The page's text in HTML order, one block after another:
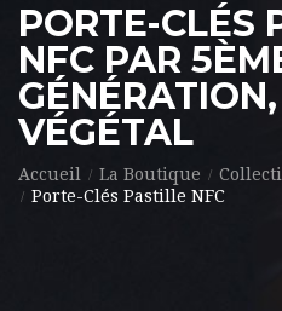
PORTE-CLÉS
NFC PAR
VÉGÉTAL
Accueil La Boutique
Porte-Clés Pastille NFC